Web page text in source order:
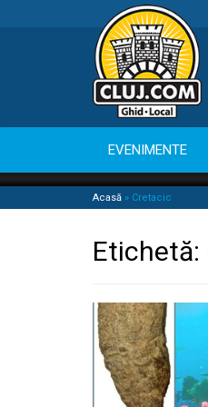
EVENIMENTE
Acasă » Cretacic
Etichetă: